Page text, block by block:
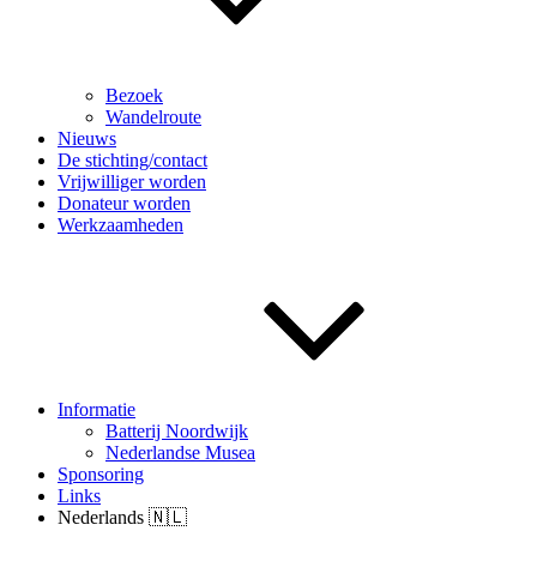
Bezoek
Wandelroute
Nieuws
De stichting/contact
Vrijwilliger worden
Donateur worden
Werkzaamheden
Informatie
Batterij Noordwijk
Nederlandse Musea
Sponsoring
Links
Nederlands 🇳🇱